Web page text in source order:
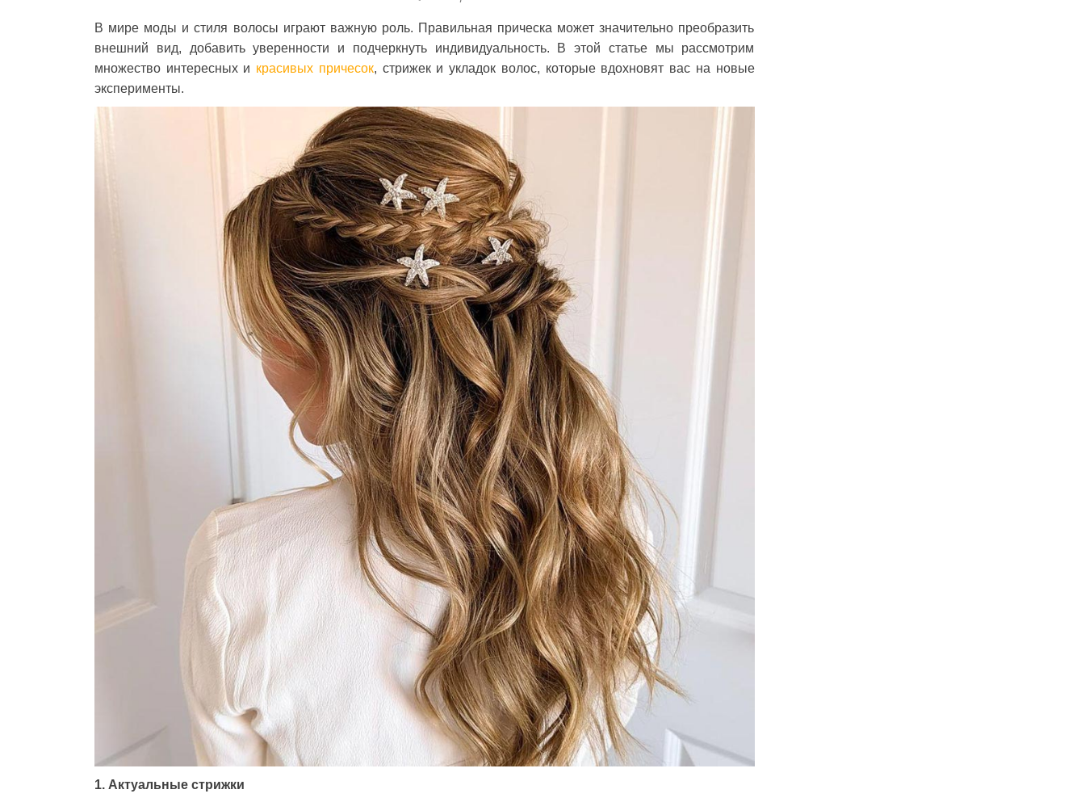
В мире моды и стиля волосы играют важную роль. Правильная прическа может значительно преобразить
внешний вид, добавить уверенности и подчеркнуть индивидуальность. В этой статье мы рассмотрим
множество интересных и красивых причесок, стрижек и укладок волос, которые вдохновят вас на новые
эксперименты.
1. Актуальные стрижки